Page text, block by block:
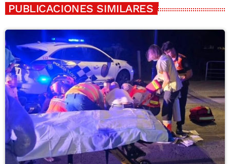
PUBLICACIONES SIMILARES